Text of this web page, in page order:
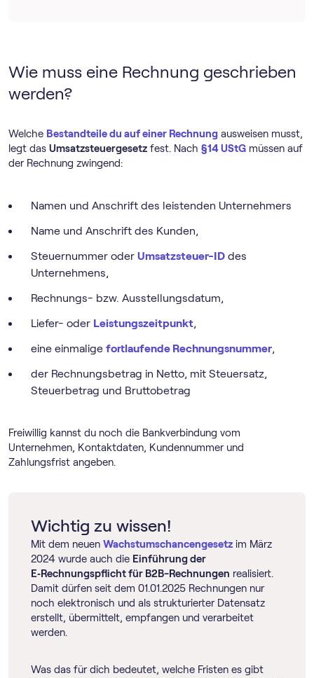
Wie muss eine Rechnung geschrieben
werden?
Welche Bestandteile du auf einer Rechnung ausweisen musst,
legt das Umsatzsteuergesetz fest. Nach §14 UStG müssen auf
der Rechnung zwingend:
Namen und Anschrift des leistenden Unternehmers
Name und Anschrift des Kunden,
Steuernummer oder Umsatzsteuer-ID des
Unternehmens,
Rechnungs- bzw. Ausstellungsdatum,
Liefer- oder Leistungszeitpunkt,
eine einmalige fortlaufende Rechnungsnummer,
der Rechnungsbetrag in Netto, mit Steuersatz,
Steuerbetrag und Bruttobetrag
Freiwillig kannst du noch die Bankverbindung vom
Unternehmen, Kontaktdaten, Kundennummer und
Zahlungsfrist angeben.
Wichtig zu wissen!
Mit dem neuen Wachstumschancengesetz im März
2024 wurde auch die Einführung der
E‑Rechnungspflicht für B2B-Rechnungen realisiert.
Damit dürfen seit dem 01.01.2025 Rechnungen nur
noch elektronisch und als strukturierter Datensatz
erstellt, übermittelt, empfangen und verarbeitet
werden.
Was das für dich bedeutet, welche Fristen es gibt